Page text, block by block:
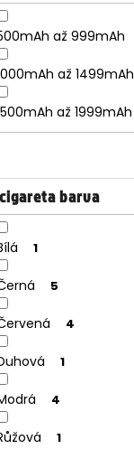
až 999mAh
až 1499mAh
až 1999mAh
barva
1
5
4
1
4
1